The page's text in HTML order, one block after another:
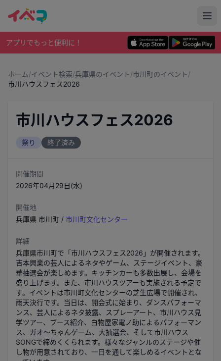
アプリでもっと便利に！
ホーム/イベント検索/兵庫県のイベント/市川町のイベント/
市川ハウスフェス2026
市川ハウスフェス2026
祭り 終了済み
開催期間
2026年04月29日(水)
開催地
兵庫県 市川町 / 市川町文化センター
詳細
兵庫県市川町で「市川ハウスフェス2026」が開催されます。
吉本興業の芸人によるネタやゲーム、ステージイベント、豪
華抽選会が楽しめます。キッチンカーも多数出展し、会場を
盛り上げます。また、市川ハウスツアーも実施される予定で
す。イベントは市川町文化センターの芝生広場で開催され、
雨天決行です。当日は、開会式に始まり、ダンスパフォーマ
ンス、芸人によるネタ披露、スプレーアート、市川ハウス見
学ツアー、ブース紹介、白物屋家電ノ助によるパフォーマン
ス、ガオ～ちゃんゲーム、大抽選会、そして市川ハウス
SONGで締めくくられます。様々なジャンルのステージや催
し物が用意されており、一日を通して楽しめるイベントとな